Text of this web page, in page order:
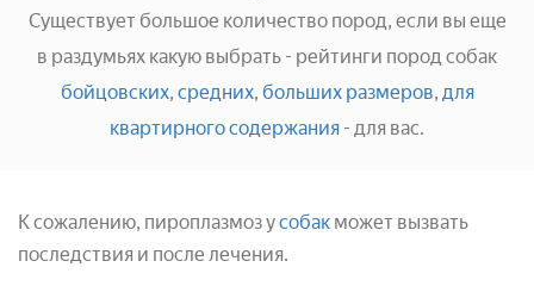
Существует большое количество пород, если вы еще
в раздумьях какую выбрать - рейтинги пород собак
бойцовских, средних, больших размеров, для
квартирного содержания - для вас.
К сожалению, пироплазмоз усобак может вызвать
последствия и после лечения.